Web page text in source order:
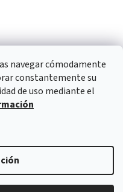
navegar cómodamente
constantemente su
de uso mediante el
Shoptet